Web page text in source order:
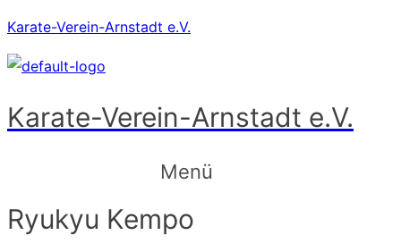
Karate-Verein-Arnstadt e.V.
Karate-Verein-Arnstadt e.V.
Menü
Ryukyu Kempo